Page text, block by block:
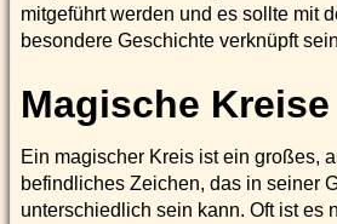
mitgeführt werden und es sollte mit
besondere Geschichte verknüpft
Magische Kreise
Ein magischer Kreis ist ein großes,
befindliches Zeichen, das in seiner
unterschiedlich sein kann. Oft ist es